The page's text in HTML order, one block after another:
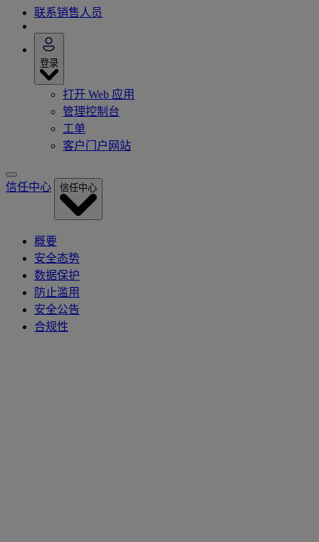
联系销售人员
登录
打开 Web 应用
管理控制台
工单
客户门户网站
信任中心 信任中心
概要
安全态势
数据保护
防止滥用
安全公告
合规性